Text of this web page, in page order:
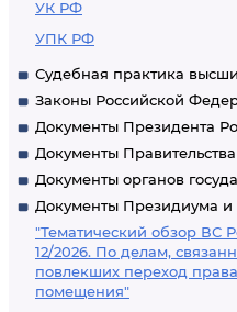
УК РФ
УПК РФ
Судебная практика
Законы Российской
Документы Президента
Документы
Документы органов
Документы Президиума
"Тематический обзор ВС
12/2026. По делам,
повлекших переход
помещения"